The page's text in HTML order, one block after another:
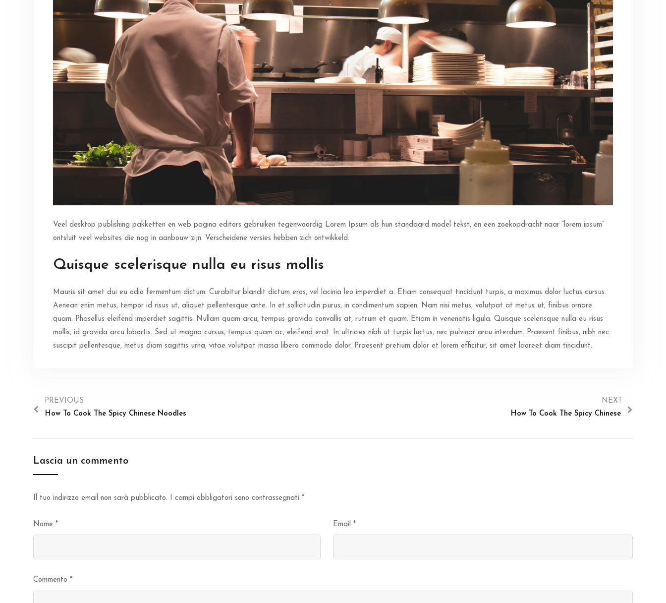
Veel desktop publishing pakketten en web pagina editors gebruiken tegenwoordig Lorem Ipsum als hun standaard model tekst, en een zoekopdracht naar “lorem ipsum”
ontsluit veel websites die nog in aanbouw zijn. Verscheidene versies hebben zich ontwikkeld.
Quisque scelerisque nulla eu risus mollis
Mauris sit amet dui eu odio fermentum dictum. Curabitur blandit dictum eros, vel lacinia leo imperdiet a. Etiam consequat tincidunt turpis, a maximus dolor luctus cursus.
Aenean enim metus, tempor id risus ut, aliquet pellentesque ante. In et sollicitudin purus, in condimentum sapien. Nam nisi metus, volutpat at metus ut, finibus ornare
quam. Phasellus eleifend imperdiet sagittis. Nullam quam arcu, tempus gravida convallis at, rutrum et quam. Etiam in venenatis ligula. Quisque scelerisque nulla eu risus
mollis, id gravida arcu lobortis. Sed ut magna cursus, tempus quam ac, eleifend erat. In ultricies nibh ut turpis luctus, nec pulvinar arcu interdum. Praesent finibus, nibh nec
suscipit pellentesque, metus diam sagittis urna, vitae volutpat massa libero commodo dolor. Praesent pretium dolor et lorem efficitur, sit amet laoreet diam tincidunt.
PREVIOUS
How To Cook The Spicy Chinese Noodles
NEXT
How To Cook The Spicy Chinese
Lascia un commento
Il tuo indirizzo email non sarà pubblicato. I campi obbligatori sono contrassegnati *
Nome * Email *
Commento *